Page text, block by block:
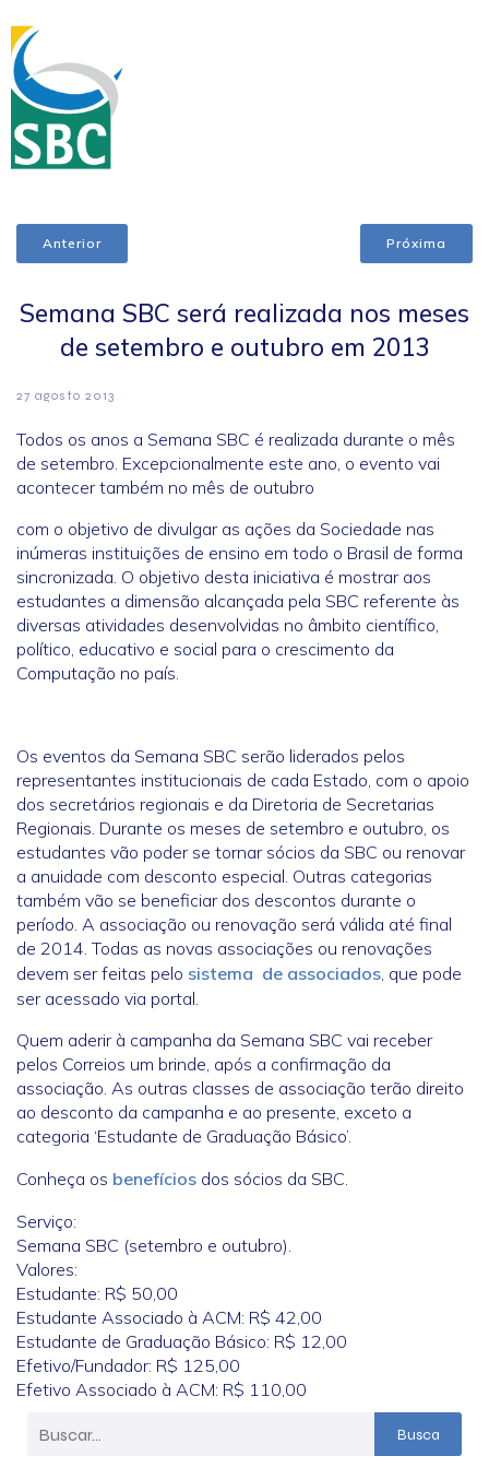
Anterior Próxima
Semana SBC será realizada nos meses
de setembro e outubro em 2013
27 agosto 2013
Todos os anos a Semana SBC é realizada durante o mês
de setembro. Excepcionalmente este ano, o evento vai
acontecer também no mês de outubro
com o objetivo de divulgar as ações da Sociedade nas
inúmeras instituições de ensino em todo o Brasil de forma
sincronizada. O objetivo desta iniciativa é mostrar aos
estudantes a dimensão alcançada pela SBC referente às
diversas atividades desenvolvidas no âmbito científico,
político, educativo e social para o crescimento da
Computação no país.
Os eventos da Semana SBC serão liderados pelos
representantes institucionais de cada Estado, com o apoio
dos secretários regionais e da Diretoria de Secretarias
Regionais. Durante os meses de setembro e outubro, os
estudantes vão poder se tornar sócios da SBC ou renovar
a anuidade com desconto especial. Outras categorias
também vão se beneficiar dos descontos durante o
período. A associação ou renovação será válida até final
de 2014. Todas as novas associações ou renovações
devem ser feitas pelo sistema de associados, que pode
ser acessado via portal.
Quem aderir à campanha da Semana SBC vai receber
pelos Correios um brinde, após a confirmação da
associação. As outras classes de associação terão direito
ao desconto da campanha e ao presente, exceto a
categoria ‘Estudante de Graduação Básico’.
Conheça os benefícios dos sócios da SBC.
Serviço:
Semana SBC (setembro e outubro).
Valores:
Estudante: R$ 50,00
Estudante Associado à ACM: R$ 42,00
Estudante de Graduação Básico: R$ 12,00
Efetivo/Fundador: R$ 125,00
Efetivo Associado à ACM: R$ 110,00
Busca